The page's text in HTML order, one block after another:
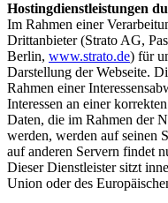
Hostingdienstleistungen
Im Rahmen einer
Drittanbieter (Strato AG,
Berlin, www.strato.de) für
Darstellung der Webseite.
Rahmen einer
Interessen an einer
Daten, die im Rahmen der
werden, werden auf seinen
auf anderen Servern findet
Dieser Dienstleister sitzt
Union oder des